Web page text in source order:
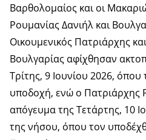
Βαρθολομαίος και οι
Ρουμανίας Δανιήλ και
Οικουμενικός Πατριάρχης
Βουλγαρίας αφίχθησαν
Τρίτης, 9 Ιουνίου 2026,
υποδοχή, ενώ ο Πατριάρχης
απόγευμα της Τετάρτης, 10
της νήσου, όπου τον